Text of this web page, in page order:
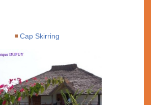
Cap Skirring